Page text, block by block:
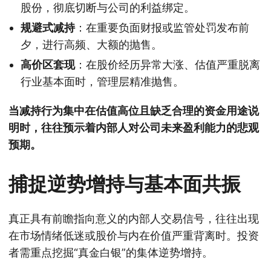
股份，彻底切断与公司的利益绑定。
规避式减持：在重要负面财报或监管处罚发布前
夕，进行高频、大额的抛售。
高价区套现：在股价经历异常大涨、估值严重脱离
行业基本面时，管理层精准抛售。
当减持行为集中在估值高位且缺乏合理的资金用途说
明时，往往预示着内部人对公司未来盈利能力的悲观
预期。
捕捉逆势增持与基本面共振
真正具有前瞻指向意义的内部人交易信号，往往出现
在市场情绪低迷或股价与内在价值严重背离时。投资
者需重点挖掘“真金白银”的集体逆势增持。